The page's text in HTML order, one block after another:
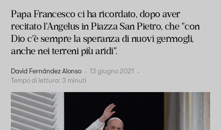
Papa Francesco ci ha ricordato, dopo aver
recitato l'Angelus in Piazza San Pietro, che "con
Dio c'è sempre la speranza di nuovi germogli,
anche nei terreni più aridi".
David Fernández Alonso - 13 giugno 2021 -
Tempo di lettura: 3 minuti